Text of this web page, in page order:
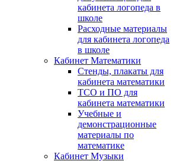
кабинета логопеда в
школе
Расходные материалы
для кабинета логопеда
в школе
Кабинет Математики
Стенды, плакаты для
кабинета математики
ТСО и ПО для
кабинета математики
Учебные и
демонстрационные
материалы по
математике
Кабинет Музыки